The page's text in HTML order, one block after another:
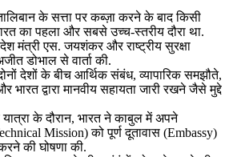
के सत्ता पर कब्ज़ा करने के बाद किसी
का पहला और सबसे उच्च-स्तरीय दौरा था.
मंत्री एस. जयशंकर और राष्ट्रीय सुरक्षा
डोभाल से वार्ता की.
देशों के बीच आर्थिक संबंध, व्यापारिक समझौते,
भारत द्वारा मानवीय सहायता जारी रखने जैसे मुद्दे
यात्रा के दौरान, भारत ने काबुल में अपने
Mission) को पूर्ण दूतावास (Embassy)
की घोषणा की.